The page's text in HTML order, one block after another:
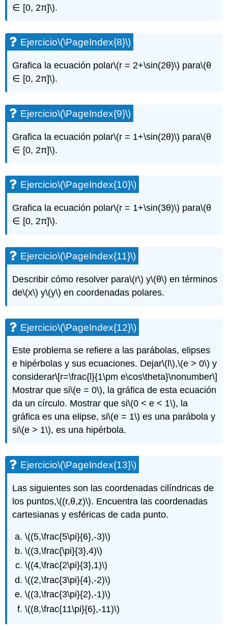
∈ [0, 2π]\).
Ejercicio\(\PageIndex{8}\)
Grafica la ecuación polar\(r = 2+\sin(2θ)\) para\(θ
∈ [0, 2π]\).
Ejercicio\(\PageIndex{9}\)
Grafica la ecuación polar\(r = 1+\sin(2θ)\) para\(θ
∈ [0, 2π]\).
Ejercicio\(\PageIndex{10}\)
Grafica la ecuación polar\(r = 1+\sin(3θ)\) para\(θ
∈ [0, 2π]\).
Ejercicio\(\PageIndex{11}\)
Describir cómo resolver para\(r\) y\(θ\) en términos
de\(x\) y\(y\) en coordenadas polares.
Ejercicio\(\PageIndex{12}\)
Este problema se refiere a las parábolas, elipses
e hipérbolas y sus ecuaciones. Dejar\(l\),\(e > 0\) y
considerar\[r=\frac{l}{1\pm e\cos\theta}\nonumber\]
Mostrar que si\(e = 0\), la gráfica de esta ecuación
da un círculo. Mostrar que si\(0 < e < 1\), la
gráfica es una elipse, si\(e = 1\) es una parábola y
si\(e > 1\), es una hipérbola.
Ejercicio\(\PageIndex{13}\)
Las siguientes son las coordenadas cilíndricas de
los puntos,\((r,θ,z)\). Encuentra las coordenadas
cartesianas y esféricas de cada punto.
\((5,\frac{5\pi}{6},-3)\)
\((3,\frac{\pi}{3},4)\)
\((4,\frac{2\pi}{3},1)\)
\((2,\frac{3\pi}{4},-2)\)
\((3,\frac{3\pi}{2},-1)\)
\((8,\frac{11\pi}{6},-11)\)